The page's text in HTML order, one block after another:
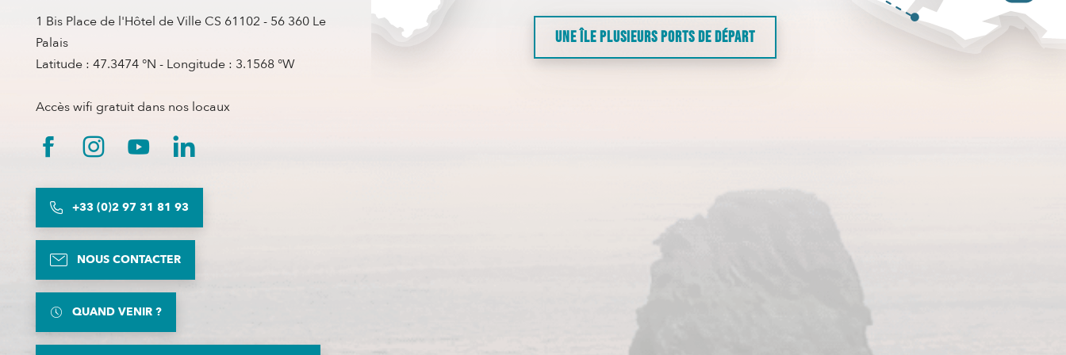
1 Bis Place de l'Hôtel de Ville CS 61102 - 56 360 Le
Palais
Latitude : 47.3474 °N - Longitude : 3.1568 °W
Accès wifi gratuit dans nos locaux
+33 (0)2 97 31 81 93
NOUS CONTACTER
QUAND VENIR ?
UNE ÎLE PLUSIEURS PORTS DE DÉPART